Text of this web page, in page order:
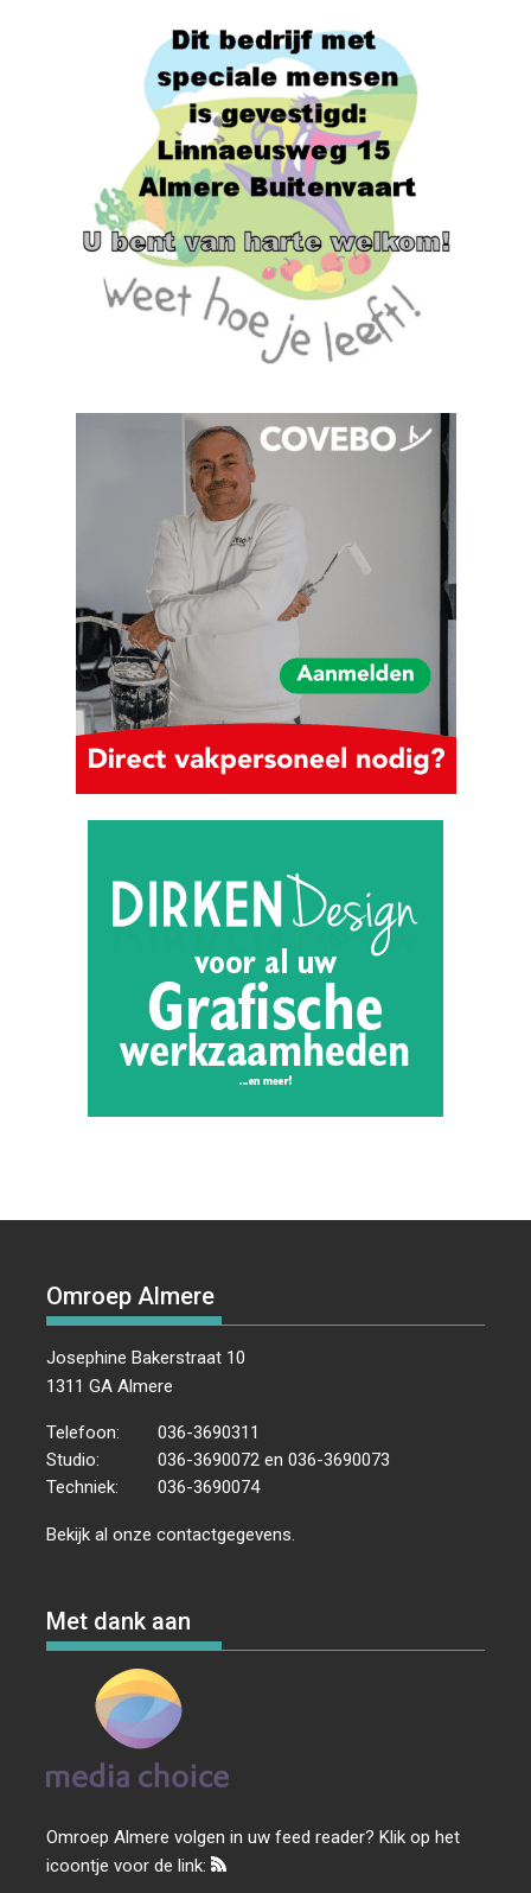
Omroep Almere
Josephine Bakerstraat 10
1311 GA Almere
Telefoon:
036-3690311
Studio:
036-3690072 en 036-3690073
Techniek:
036-3690074
Bekijk al onzecontactgegevens
Met dank aan
Omroep Almere volgen in uw feed reader? Klik op het
icoontje voor de link: